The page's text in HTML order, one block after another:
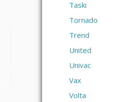
Taski
Tornado
Trend
United
Univac
Vax
Volta